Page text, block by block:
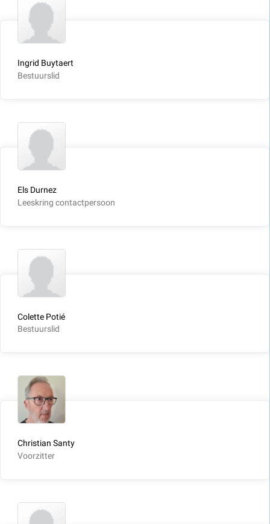
Ingrid Buytaert
Bestuurslid
Els Durnez
Leeskring contactpersoon
Colette Potié
Bestuurslid
Christian Santy
Voorzitter